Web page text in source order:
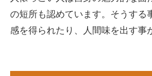
の短所も認めています。そうする
感を得られたり、人間味を出す事